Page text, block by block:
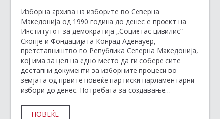
Изборна архива на изборите во Северна
Македонија од 1990 година до денес е проект на
Институтот за демократија „Социетас цивилис“ -
Скопје и Фондацијата Конрад Аденауер,
претставништво во Република Северна Македонија,
кој има за цел на едно место да ги собере сите
достапни документи за изборните процеси во
земјата од првите повеќе партиски парламентарни
избори до денес. Потребата за создавање…
ПОВЕЌЕ